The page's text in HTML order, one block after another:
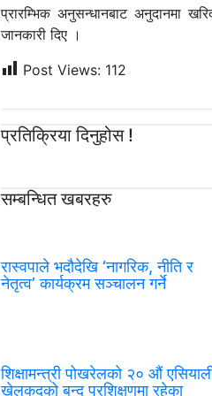
प्रारम्भिक अनुसन्धानबाट अनुदानमा
जानकारी दिए ।
Post Views: 112
प्रतिक्रिया दिनुहोस !
सम्बन्धित खबरहरु
रास्वपाले भदौदेखि ‘नागरिक, नीति र
नेतृत्व’ कार्यक्रम सञ्चालन गर्ने
शिक्षामन्त्री पोखरेलको २० औं
खेलकुदको बन्द प्रशिक्षणमा रहेका